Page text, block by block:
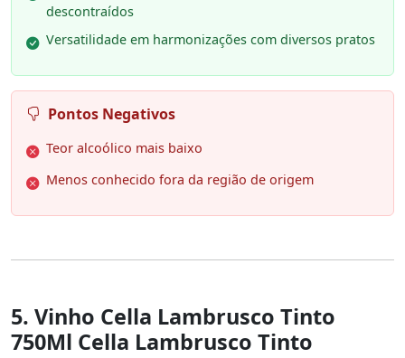
descontraídos
Versatilidade em harmonizações com diversos pratos
Pontos Negativos
Teor alcoólico mais baixo
Menos conhecido fora da região de origem
5. Vinho Cella Lambrusco Tinto
750Ml Cella Lambrusco Tinto